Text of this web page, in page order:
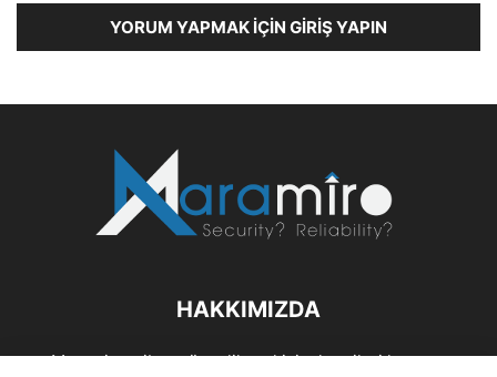
YORUM YAPMAK İÇIN GIRIŞ YAPIN
HAKKIMIZDA
Maramiro; siber güvenlik ve kişisel verileri koruma